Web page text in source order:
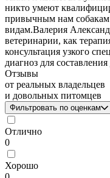
никто умеют
привычным нам собакам
видам.Валерия
ветеринарии, как
консультация узкого
диагноз для
Отзывы
от реальных владельцев
и довольных питомцев
Фильтровать по оценкам
Отлично
0
Хорошо